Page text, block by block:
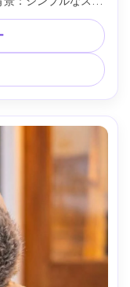
ス光と穏やかな縁
ャープなエディト
い懐かしポートレ